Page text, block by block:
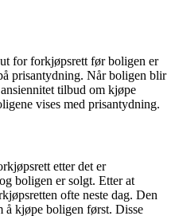
for forkjøpsrett før boligen er
prisantydning. Når boligen blir
tilbud om kjøpe
vises med prisantydning.
etter det er
boligen er solgt. Etter at
ofte neste dag. Den
å kjøpe boligen først. Disse